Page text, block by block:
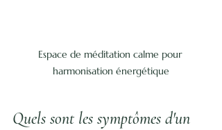
Espace de méditation calme pour
harmonisation énergétique
Quels sont les symptômes d'un